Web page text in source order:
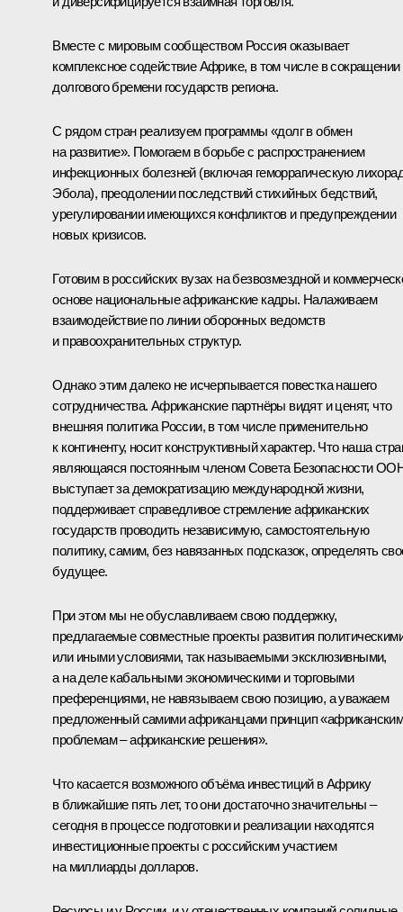
Вместе с мировым сообществом Россия оказывает
комплексное содействие Африке, в том числе в сокращении
долгового бремени государств региона.
С рядом стран реализуем программы «долг в обмен
на развитие». Помогаем в борьбе с распространением
инфекционных болезней (включая геморрагическую
Эбола), преодолении последствий стихийных бедствий,
урегулировании имеющихся конфликтов и предупреждении
новых кризисов.
Готовим в российских вузах на безвозмездной и
основе национальные африканские кадры. Налаживаем
взаимодействие по линии оборонных ведомств
и правоохранительных структур.
Однако этим далеко не исчерпывается повестка нашего
сотрудничества. Африканские партнёры видят и ценят, что
внешняя политика России, в том числе применительно
к континенту, носит конструктивный характер. Что наша
являющаяся постоянным членом Совета Безопасности
выступает за демократизацию международной жизни,
поддерживает справедливое стремление африканских
государств проводить независимую, самостоятельную
политику, самим, без навязанных подсказок, определять
будущее.
При этом мы не обуславливаем свою поддержку,
предлагаемые совместные проекты развития
или иными условиями, так называемыми эксклюзивными,
а на деле кабальными экономическими и торговыми
преференциями, не навязываем свою позицию, а уважаем
предложенный самими африканцами принцип
проблемам – африканские решения».
Что касается возможного объёма инвестиций в Африку
в ближайшие пять лет, то они достаточно значительны –
сегодня в процессе подготовки и реализации находятся
инвестиционные проекты с российским участием
на миллиарды долларов.